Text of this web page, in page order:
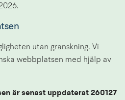
utan granskning. Vi
webbplatsen med hjälp av
är senast uppdaterat 260127